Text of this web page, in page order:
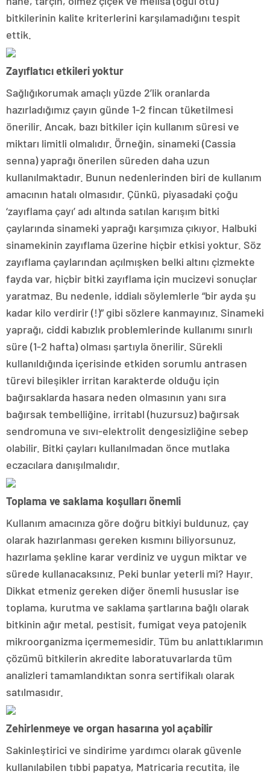
bitkilerinin kalite kriterlerini karşılamadığını tespit
ettik.
Zayıflatıcı etkileri yoktur
Sağlığıkorumak amaçlı yüzde 2’lik oranlarda
hazırladığımız çayın günde 1-2 fincan tüketilmesi
önerilir. Ancak, bazı bitkiler için kullanım süresi ve
miktarı limitli olmalıdır. Örneğin, sinameki (Cassia
senna) yaprağı önerilen süreden daha uzun
kullanılmaktadır. Bunun nedenlerinden biri de kullanım
amacının hatalı olmasıdır. Çünkü, piyasadaki çoğu
‘zayıflama çayı’ adı altında satılan karışım bitki
çaylarında sinameki yaprağı karşımıza çıkıyor. Halbuki
sinamekinin zayıflama üzerine hiçbir etkisi yoktur. Söz
zayıflama çaylarından açılmışken belki altını çizmekte
fayda var, hiçbir bitki zayıflama için mucizevi sonuçlar
yaratmaz. Bu nedenle, iddialı söylemlerle “bir ayda şu
kadar kilo verdirir (!)” gibi sözlere kanmayınız. Sinameki
yaprağı, ciddi kabızlık problemlerinde kullanımı sınırlı
süre (1-2 hafta) olması şartıyla önerilir. Sürekli
kullanıldığında içerisinde etkiden sorumlu antrasen
türevi bileşikler irritan karakterde olduğu için
bağırsaklarda hasara neden olmasının yanı sıra
bağırsak tembelliğine, irritabl (huzursuz) bağırsak
sendromuna ve sıvı-elektrolit dengesizliğine sebep
olabilir. Bitki çayları kullanılmadan önce mutlaka
eczacılara danışılmalıdır.
Toplama ve saklama koşulları önemli
Kullanım amacınıza göre doğru bitkiyi buldunuz, çay
olarak hazırlanması gereken kısmını biliyorsunuz,
hazırlama şekline karar verdiniz ve uygun miktar ve
sürede kullanacaksınız. Peki bunlar yeterli mi? Hayır.
Dikkat etmeniz gereken diğer önemli hususlar ise
toplama, kurutma ve saklama şartlarına bağlı olarak
bitkinin ağır metal, pestisit, fumigat veya patojenik
mikroorganizma içermemesidir. Tüm bu anlattıklarımın
çözümü bitkilerin akredite laboratuvarlarda tüm
analizleri tamamlandıktan sonra sertifikalı olarak
satılmasıdır.
Zehirlenmeye ve organ hasarına yol açabilir
Sakinleştirici ve sindirime yardımcı olarak güvenle
kullanılabilen tıbbi papatya, Matricaria recutita, ile